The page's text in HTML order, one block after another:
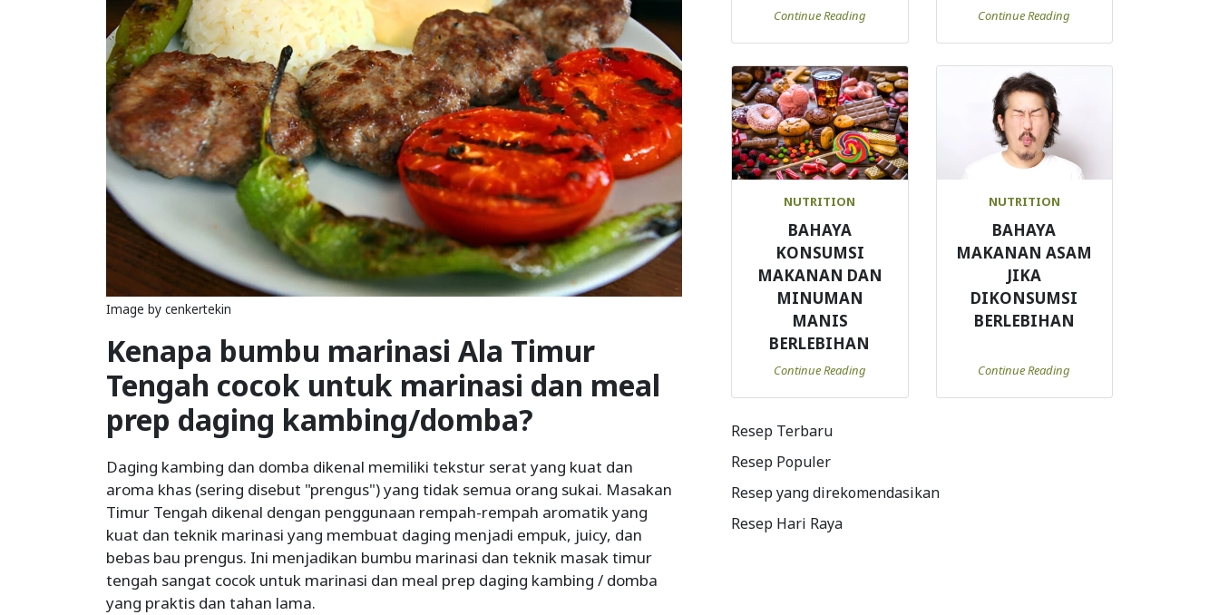
Image by cenkertekin
Kenapa bumbu marinasi Ala Timur
Tengah cocok untuk marinasi dan meal
prep daging kambing/domba?
Daging kambing dan domba dikenal memiliki tekstur serat yang kuat dan
aroma khas (sering disebut "prengus") yang tidak semua orang sukai. Masakan
Timur Tengah dikenal dengan penggunaan rempah-rempah aromatik yang
kuat dan teknik marinasi yang membuat daging menjadi empuk, juicy, dan
bebas bau prengus. Ini menjadikan bumbu marinasi dan teknik masak timur
tengah sangat cocok untuk marinasi dan meal prep daging kambing / domba
yang praktis dan tahan lama.
Continue Reading Continue Reading
NUTRITION
BAHAYA
KONSUMSI
MAKANAN DAN
MINUMAN
MANIS
BERLEBIHAN
Continue Reading
NUTRITION
BAHAYA
MAKANAN ASAM
JIKA
DIKONSUMSI
BERLEBIHAN
Continue Reading
Resep Terbaru
Resep Populer
Resep yang direkomendasikan
Resep Hari Raya